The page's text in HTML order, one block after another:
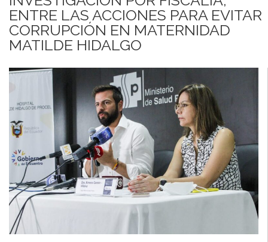
ENTRE LAS ACCIONES PARA EVITAR
CORRUPCIÓN EN MATERNIDAD
MATILDE HIDALGO